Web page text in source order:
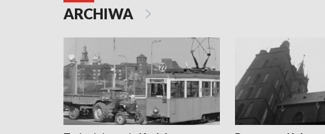
ARCHIWA